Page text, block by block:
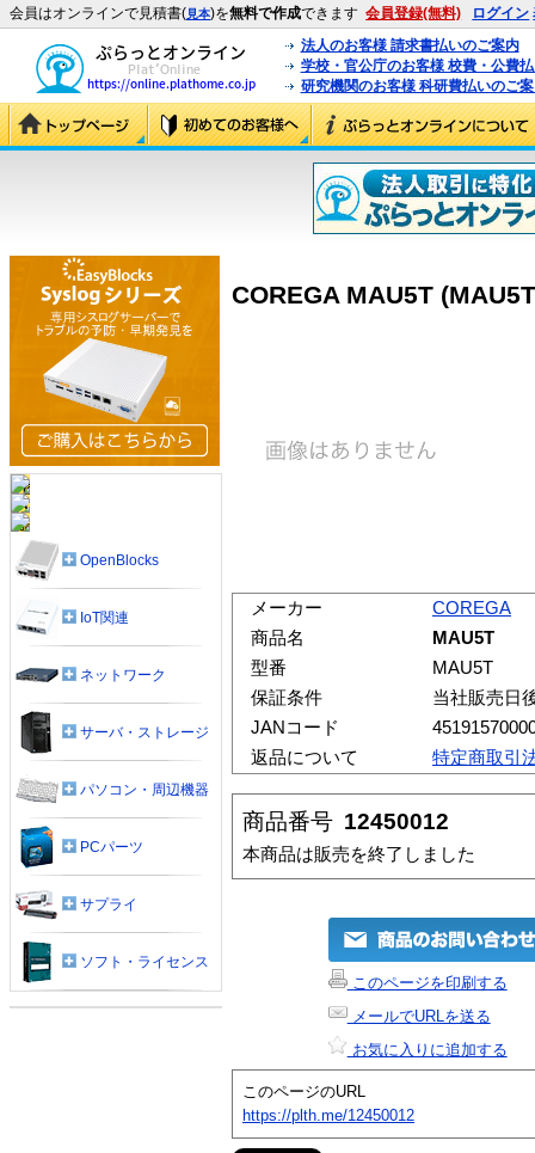
会員はオンラインで見積書(見本)を無料で作成できます 会員登録(無料) ログイン
法人のお客様 請求書払いのご案内
学校・官公庁のお客様 校費・公費
研究機関のお客様 科研費払いのご
COREGA MAU5T
メーカー
COREGA
商品名
MAU5T
型番
MAU5T
保証条件
当社販売日
JANコード
返品について
特定商取引
商品番号 12450012
本商品は販売を終了しました
このページを印刷する
メールでURLを送る
お気に入りに追加する
このページのURL
https://plth.me/12450012
OpenBlocks
IoT関連
ネットワーク
サーバ・ストレージ
パソコン・周辺機器
PCパーツ
サプライ
ソフト・ライセンス